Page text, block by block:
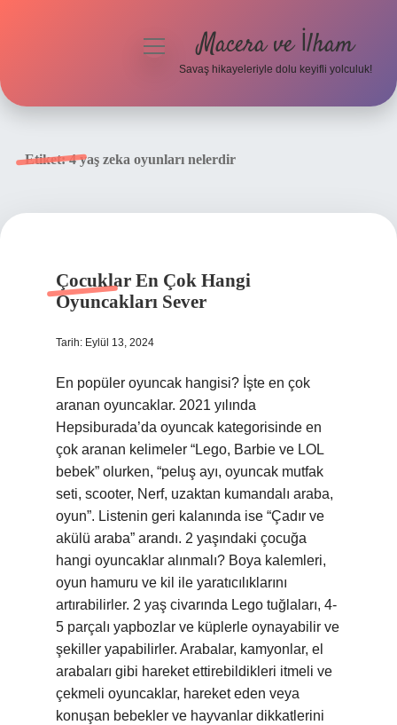
menüyüMacera ve İlham
Savaş hikayeleriyle dolu keyifli yolculuk!
Etiket:4 yaş zeka oyunları nelerdir
Çocuklar En Çok Hangi
Oyuncakları Sever
Tarih: Eylül 13, 2024
En popüler oyuncak hangisi? İşte en çok
aranan oyuncaklar. 2021 yılında
Hepsiburada’da oyuncak kategorisinde en
çok aranan kelimeler “Lego, Barbie ve LOL
bebek” olurken, “peluş ayı, oyuncak mutfak
seti, scooter, Nerf, uzaktan kumandalı araba,
oyun”. Listenin geri kalanında ise “Çadır ve
akülü araba” arandı. 2 yaşındaki çocuğa
hangi oyuncaklar alınmalı? Boya kalemleri,
oyun hamuru ve kil ile yaratıcılıklarını
artırabilirler. 2 yaş civarında Lego tuğlaları, 4-
5 parçalı yapbozlar ve küplerle oynayabilir ve
şekiller yapabilirler. Arabalar, kamyonlar, el
arabaları gibi hareket ettirebildikleri itmeli ve
çekmeli oyuncaklar, hareket eden veya
konuşan bebekler ve hayvanlar dikkatlerini